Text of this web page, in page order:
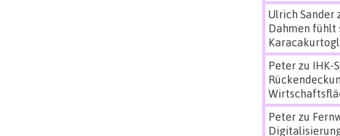
Ulrich Sander
Dahmen fühlt
Peterzu IHK-
Peterzu